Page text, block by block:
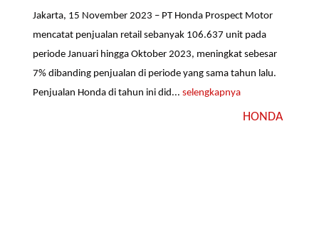
Jakarta, 15 November 2023 – PT Honda Prospect Motor
mencatat penjualan retail sebanyak 106.637 unit pada
periode Januari hingga Oktober 2023, meningkat sebesar
7% dibanding penjualan di periode yang sama tahun lalu.
Penjualan Honda di tahun ini did...selengkapnya
HONDA